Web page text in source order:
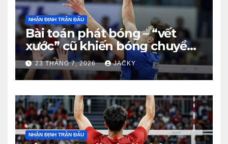
NHẬN ĐỊNH TRẬN ĐẤU
Bài toán phát bóng – “vết
xước” cũ khiến bóng chuyền
nam Việt Nam trả giá đắt
trước Thái Lan
23 THÁNG 7, 2026 JACKY
NHẬN ĐỊNH TRẬN ĐẤU